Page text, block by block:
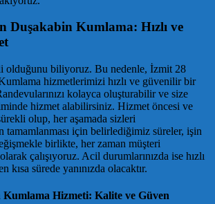
Duşakabin Kumlama: Hızlı ve
olduğunu biliyoruz. Bu nedenle, İzmit 28
hizmetlerimizi hızlı ve güvenilir bir
kolayca oluşturabilir ve size
hizmet alabilirsiniz. Hizmet öncesi ve
olup, her aşamada sizleri
için belirlediğimiz süreler, işin
birlikte, her zaman müşteri
çalışıyoruz. Acil durumlarınızda ise hızlı
kısa sürede yanınızda olacaktır.
Kumlama Hizmeti: Kalite ve Güven